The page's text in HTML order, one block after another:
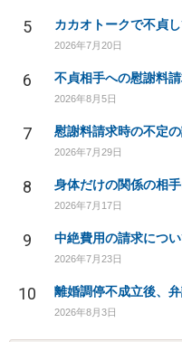
5 カカオトークで不貞
2026年7月20日
6 不貞相手への慰謝料
2026年8月5日
7
2026年7月29日
8
2026年7月17日
9 中絶費用の請求につ
2026年7月23日
10 離婚調停不成立後、
2026年8月3日